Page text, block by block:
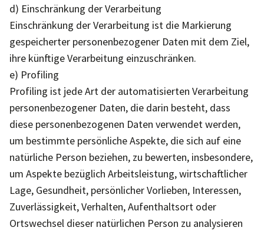
d) Einschränkung der Verarbeitung
Einschränkung der Verarbeitung ist die Markierung
gespeicherter personenbezogener Daten mit dem Ziel,
ihre künftige Verarbeitung einzuschränken.
e) Profiling
Profiling ist jede Art der automatisierten Verarbeitung
personenbezogener Daten, die darin besteht, dass
diese personenbezogenen Daten verwendet werden,
um bestimmte persönliche Aspekte, die sich auf eine
natürliche Person beziehen, zu bewerten, insbesondere,
um Aspekte bezüglich Arbeitsleistung, wirtschaftlicher
Lage, Gesundheit, persönlicher Vorlieben, Interessen,
Zuverlässigkeit, Verhalten, Aufenthaltsort oder
Ortswechsel dieser natürlichen Person zu analysieren